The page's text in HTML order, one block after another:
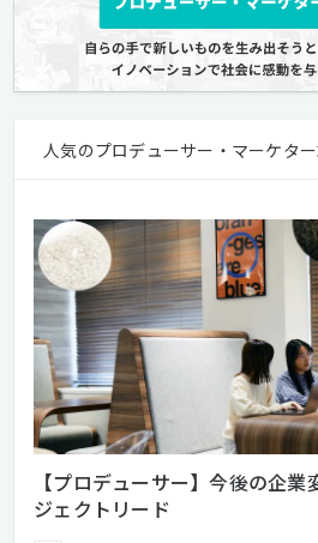
人気のプロデューサー・マーケタ
【プロデューサー】今後の企
ジェクトリード